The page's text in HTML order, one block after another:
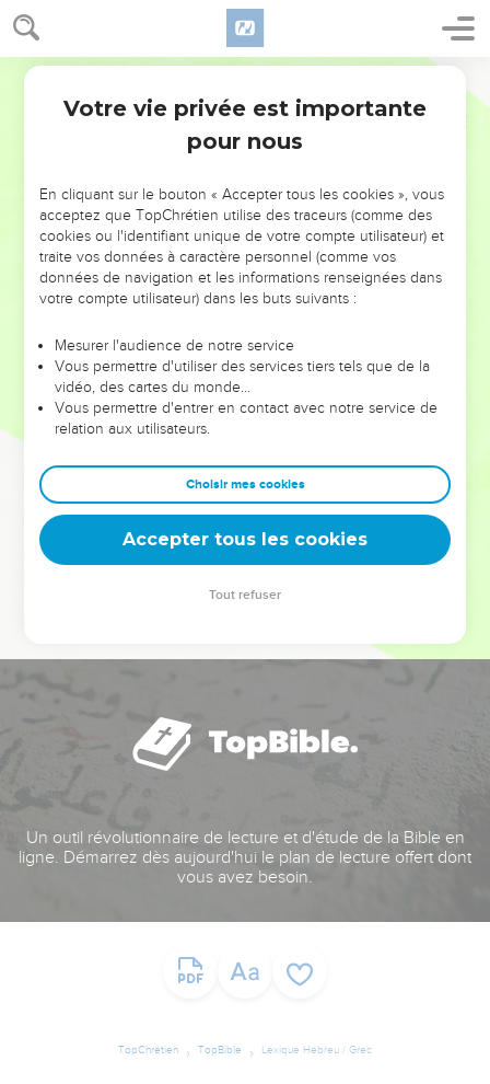
NE MANQUEZ PAS L’ÉVÉNEMENT
DE L’ANNÉE !
ET SI LEURS ERREURS POUVAIENT VOUS ÉVITER LES
VOTRES ?
leur foi ou leur vision. Mais on voit moins les doutes, les erreurs
et les saisons difficiles qu'ils ont traversés, alors même que ce
sont elles qui les ont façonnés.
Dans cette conférence, leaders, entrepreneurs, et responsables
clés pour avancer avec plus de sagesse afin que leurs erreurs
deviennent vos tremplins. Que vous guidiez un ministère, une
équipe, un groupe ou une famille, leur expérience est faite
Un outil révolutionnaire de lecture et d'étude de la Bible en
ligne. Démarrez dès aujourd'hui le plan de lecture offert dont
vous avez besoin.
TopChrétien TopBible Lexique Hébreu / Grec
Votre vie privée est importante
pour nous
En cliquant sur le bouton « Accepter tous les cookies », vous
acceptez que TopChrétien utilise des traceurs (comme des
cookies ou l'identifiant unique de votre compte utilisateur) et
traite vos données à caractère personnel (comme vos
données de navigation et les informations renseignées dans
votre compte utilisateur) dans les buts suivants :
Mesurer l'audience de notre service
Vous permettre d'utiliser des services tiers tels que de la
vidéo, des cartes du monde…
Vous permettre d'entrer en contact avec notre service de
relation aux utilisateurs.
Choisir mes cookies
Accepter tous les cookies
Tout refuser